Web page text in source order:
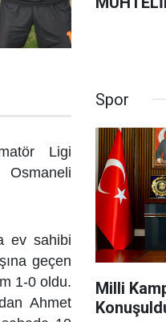
Ligi
ev sahibi
geçen
1-0 oldu.
Ahmet
Spor
Milli